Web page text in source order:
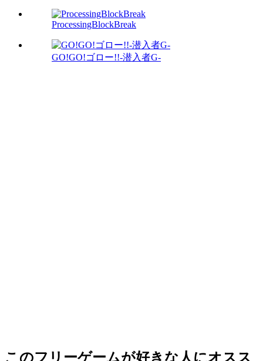
ProcessingBlockBreak
GO!GO!ゴロー!!-潜入者G-
このフリーゲームが好きな人にオスス